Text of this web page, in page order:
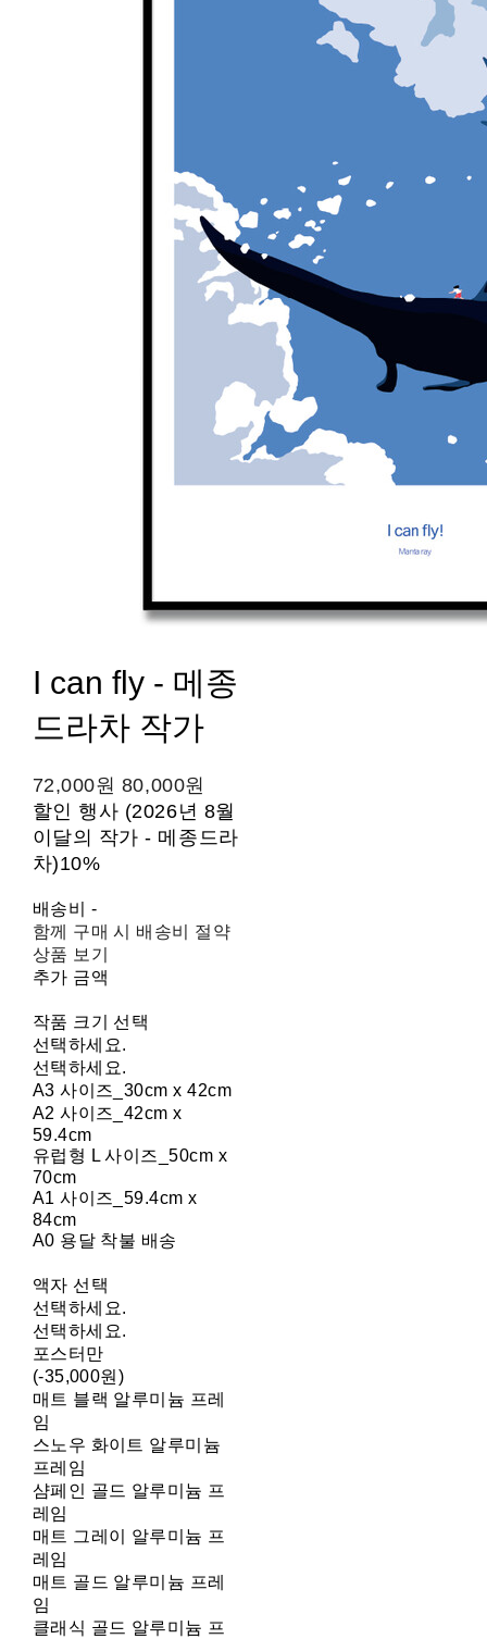
I can fly - 메종
드라차 작가
72,000원 80,000원
할인 행사 (2026년 8월
이달의 작가 - 메종드라
차)10%
배송비 -
함께 구매 시 배송비 절약
상품 보기
추가 금액
작품 크기 선택
선택하세요.
선택하세요.
A3 사이즈_30cm x 42cm
A2 사이즈_42cm x
59.4cm
유럽형 L 사이즈_50cm x
70cm
A1 사이즈_59.4cm x
84cm
A0 용달 착불 배송
액자 선택
선택하세요.
선택하세요.
포스터만
(-35,000원)
매트 블랙 알루미늄 프레
임
스노우 화이트 알루미늄
프레임
샴페인 골드 알루미늄 프
레임
매트 그레이 알루미늄 프
레임
매트 골드 알루미늄 프레
임
클래식 골드 알루미늄 프